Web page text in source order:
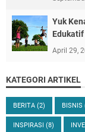
Yuk
Edukatif
April 29,
KATEGORI ARTIKEL
BERITA (2) BISNIS
INSPIRASI (8)